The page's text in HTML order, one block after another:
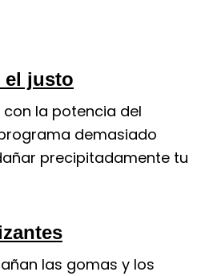
el justo
la potencia del
demasiado
precipitadamente tu
las gomas y los